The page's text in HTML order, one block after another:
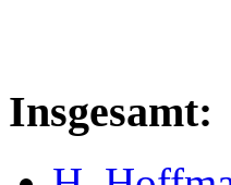
Insgesamt: